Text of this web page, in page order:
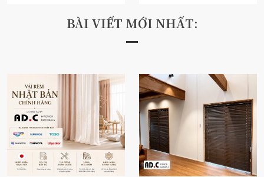
BÀI VIẾT MỚI NHẤT: